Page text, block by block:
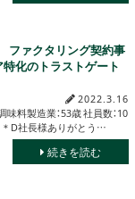
ァクタリング契約事
化のトラストゲート
2022.3.16
料製造業：53歳 社員数：10
＊D社長様ありがとう…
続きを読む